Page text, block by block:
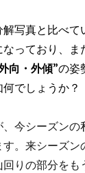
写真と比べて
っており、ま
向・外傾”の姿
でしょうか？
今シーズンの
。来シーズン
りの部分をも